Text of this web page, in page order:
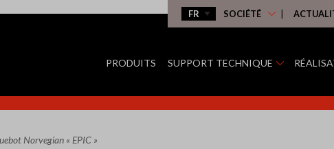
SOCIÉTÉ
PRODUITS SUPPORT TECHNIQUE
Norvegian « EPIC »